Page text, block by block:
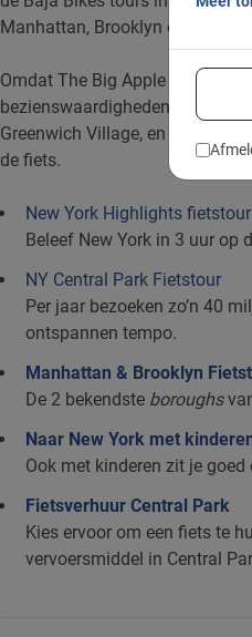
Manhattan, Brooklyn of Central
Omdat The Big Apple zo groot
bezienswaardigheden je wilt
Greenwich Village, en
de fiets.
New York Highlights fietstour
Beleef New York in 3 uur op
NY Central Park Fietstour
Per jaar bezoeken zo’n 40
ontspannen tempo.
Manhattan & Brooklyn
De 2 bekendste boroughs
Naar New York met
Ook met kinderen zit je
Fietsverhuur Central Park
Kies ervoor om een fiets te
vervoersmiddel in Central